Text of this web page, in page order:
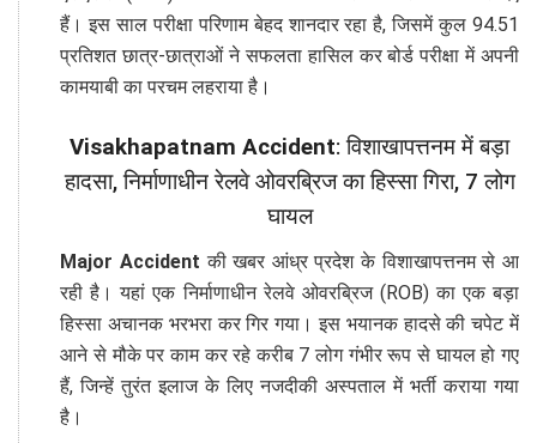
हैं। इस साल परीक्षा परिणाम बेहद शानदार रहा है, जिसमें कुल 94.51
प्रतिशत छात्र-छात्राओं ने सफलता हासिल कर बोर्ड परीक्षा में अपनी
कामयाबी का परचम लहराया है।
Visakhapatnam Accident: विशाखापत्तनम में बड़ा
हादसा, निर्माणाधीन रेलवे ओवरब्रिज का हिस्सा गिरा, 7 लोग
घायल
Major Accident की खबर आंध्र प्रदेश के विशाखापत्तनम से आ
रही है। यहां एक निर्माणाधीन रेलवे ओवरब्रिज (ROB) का एक बड़ा
हिस्सा अचानक भरभरा कर गिर गया। इस भयानक हादसे की चपेट में
आने से मौके पर काम कर रहे करीब 7 लोग गंभीर रूप से घायल हो गए
हैं, जिन्हें तुरंत इलाज के लिए नजदीकी अस्पताल में भर्ती कराया गया
है।